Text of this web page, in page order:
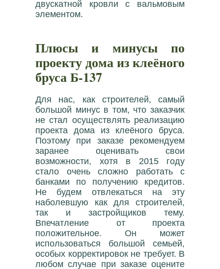
двускатной кровли с вальмовым
элементом.
Плюсы и минусы по
проекту дома из клеёного
бруса Б-137
Для нас, как строителей, самый
большой минус в том, что заказчик
не стал осуществлять реализацию
проекта дома из клеёного бруса.
Поэтому при заказе рекомендуем
заранее оценивать свои
возможности, хотя в 2015 году
стало очень сложно работать с
банками по получению кредитов.
Не будем отвлекаться на эту
наболевшую как для строителей,
так и застройщиков тему.
Впечатление от проекта
положительное. Он может
использоваться большой семьей,
особых корректировок не требует. В
любом случае при заказе оцените